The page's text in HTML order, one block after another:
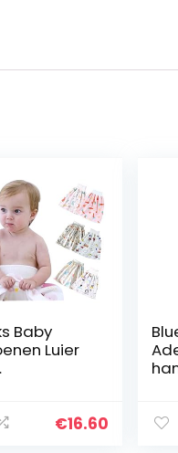
Baby
Luier
€16.60